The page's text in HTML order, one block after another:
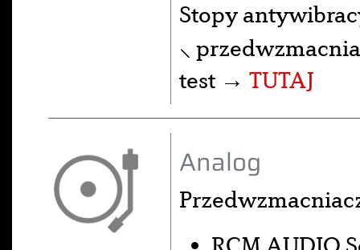
Stopy
⸜
test → TUTAJ
Analog